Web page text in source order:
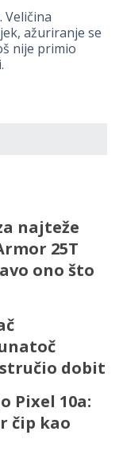
. Veličina
ažuriranje se
nije primio
najteže
25T
ono što
dobit
Pixel 10a:
čip kao